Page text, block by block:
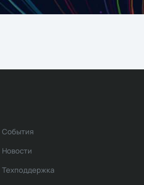
События
Новости
Техподдержка